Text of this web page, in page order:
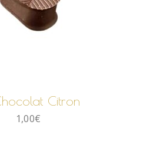
Citron
1,00€